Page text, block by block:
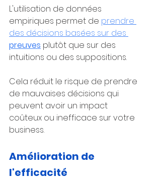
L'utilisation de données
empiriques permet de prendre
des décisions basées sur des
preuves plutôt que sur des
intuitions ou des suppositions.
Cela réduit le risque de prendre
de mauvaises décisions qui
peuvent avoir un impact
coûteux ou inefficace sur votre
business.
Amélioration de
l'efficacité